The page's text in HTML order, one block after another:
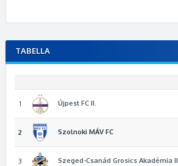
TABELLA
1 Újpest FC II.
2 Szolnoki MÁV FC
3 Szeged-Csanád Grosics Akadémia II.